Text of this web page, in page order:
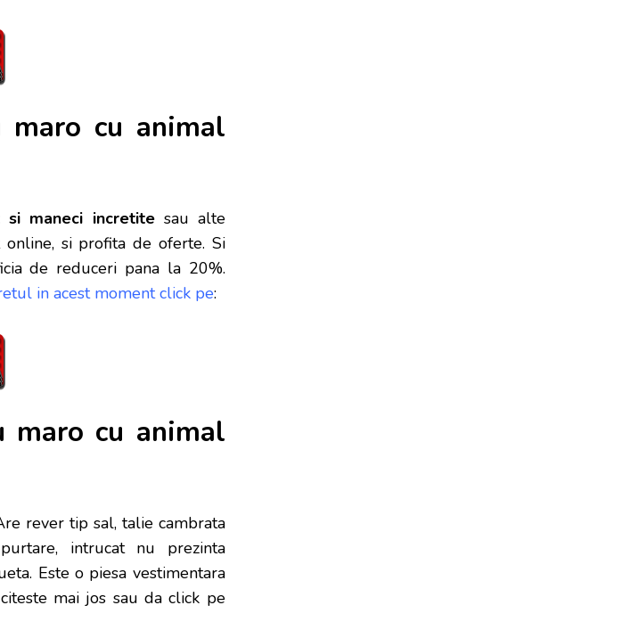
maro cu animal
si maneci incretitesau alte
si profita de oferte. Si
de reduceri pana la 20%.
in acest moment click pe:
maro cu animal
rever tip sal, talie cambrata
intrucat nu prezinta
Este o piesa vestimentara
mai jos sau da click pe